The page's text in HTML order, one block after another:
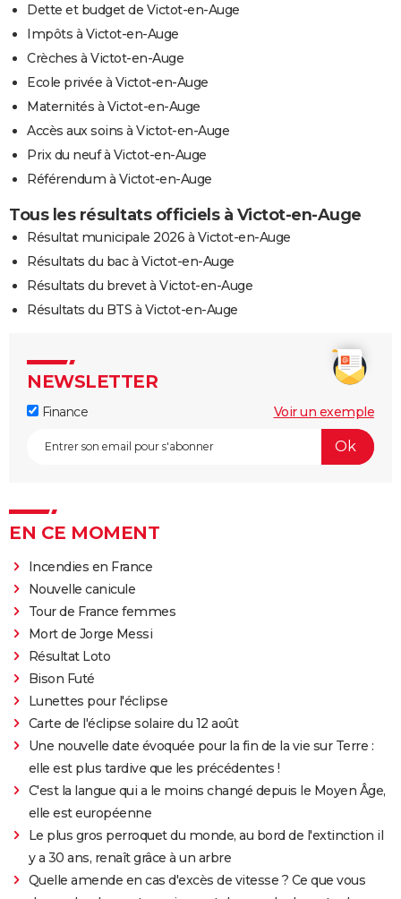
Dette et budget de Victot-en-Auge
Impôts à Victot-en-Auge
Crèches à Victot-en-Auge
Ecole privée à Victot-en-Auge
Maternités à Victot-en-Auge
Accès aux soins à Victot-en-Auge
Prix du neuf à Victot-en-Auge
Référendum à Victot-en-Auge
Tous les résultats officiels à Victot-en-Auge
Résultat municipale 2026 à Victot-en-Auge
Résultats du bac à Victot-en-Auge
Résultats du brevet à Victot-en-Auge
Résultats du BTS à Victot-en-Auge
NEWSLETTER
Finance Voir un exemple
EN CE MOMENT
Incendies en France
Nouvelle canicule
Tour de France femmes
Mort de Jorge Messi
Résultat Loto
Bison Futé
Lunettes pour l'éclipse
Carte de l'éclipse solaire du 12 août
Une nouvelle date évoquée pour la fin de la vie sur Terre :
elle est plus tardive que les précédentes !
C'est la langue qui a le moins changé depuis le Moyen Âge,
elle est européenne
Le plus gros perroquet du monde, au bord de l'extinction il
y a 30 ans, renaît grâce à un arbre
Quelle amende en cas d'excès de vitesse ? Ce que vous